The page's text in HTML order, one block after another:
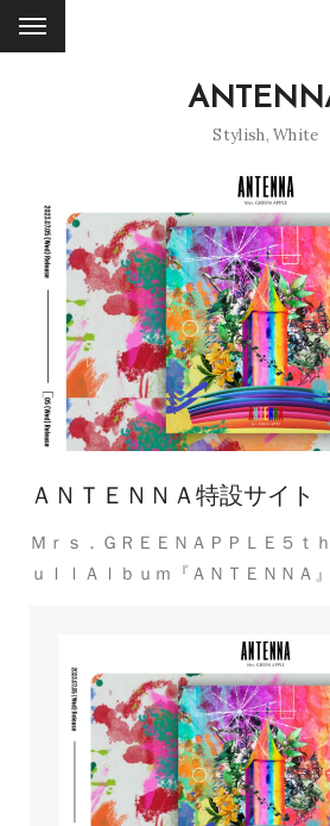
Stylish,White
ＡＮＴＥＮＮＡ特設サイト
Ｍｒｓ．ＧＲＥＥＮＡＰＰＬＥ５ｔ
ｕｌｌＡｌｂｕｍ『ＡＮＴＥＮＮＡ